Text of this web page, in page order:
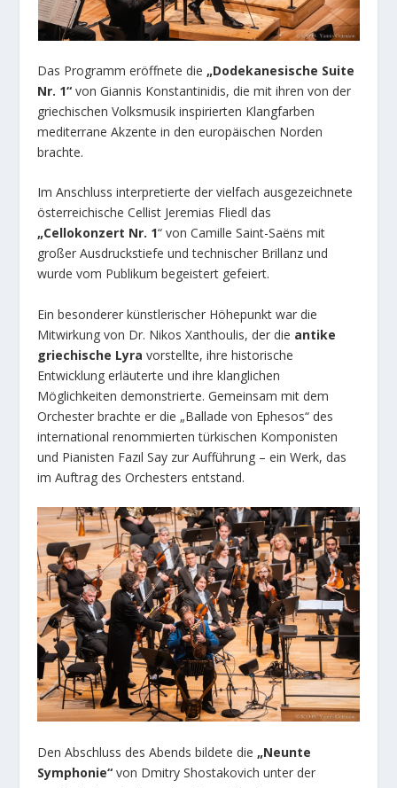
Das Programm eröffnete die „Dodekanesische Suite
Nr. 1“ von Giannis Konstantinidis, die mit ihren von der
griechischen Volksmusik inspirierten Klangfarben
mediterrane Akzente in den europäischen Norden
brachte.
Im Anschluss interpretierte der vielfach ausgezeichnete
österreichische Cellist Jeremias Fliedl das
„Cellokonzert Nr. 1“ von Camille Saint-Saëns mit
großer Ausdruckstiefe und technischer Brillanz und
wurde vom Publikum begeistert gefeiert.
Ein besonderer künstlerischer Höhepunkt war die
Mitwirkung von Dr. Nikos Xanthoulis, der die antike
griechische Lyra vorstellte, ihre historische
Entwicklung erläuterte und ihre klanglichen
Möglichkeiten demonstrierte. Gemeinsam mit dem
Orchester brachte er die „Ballade von Ephesos“ des
international renommierten türkischen Komponisten
und Pianisten Fazıl Say zur Aufführung – ein Werk, das
im Auftrag des Orchesters entstand.
Den Abschluss des Abends bildete die „Neunte
Symphonie“von Dmitry Shostakovich unter der